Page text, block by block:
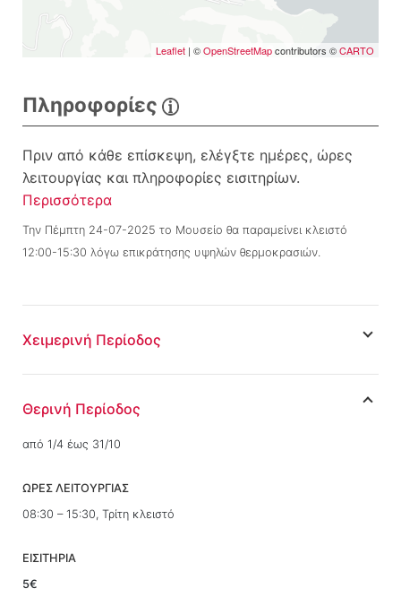
Leaflet | ©OpenStreetMapcontributors ©CARTO
Πληροφορίες
Πριν από κάθε επίσκεψη, ελέγξτε ημέρες, ώρες
λειτουργίας και πληροφορίες εισιτηρίων.
Περισσότερα
Την Πέμπτη 24-07-2025 το Μουσείο θα παραμείνει κλειστό
12:00-15:30 λόγω επικράτησης υψηλών θερμοκρασιών.
Χειμερινή Περίοδος
Θερινή Περίοδος
από 1/4 έως 31/10
ΩΡΕΣ ΛΕΙΤΟΥΡΓΙΑΣ
08:30 – 15:30, Τρίτη κλειστό
ΕΙΣΙΤΗΡΙΑ
5€